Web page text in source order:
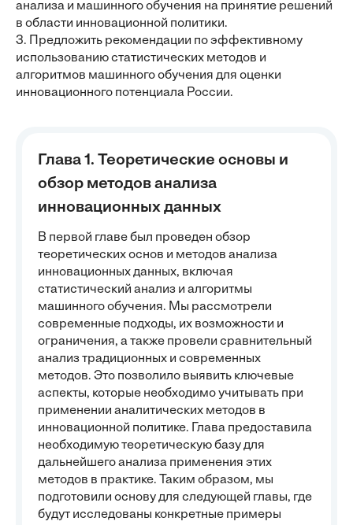
анализа и машинного обучения на принятие решений
в области инновационной политики.
3. Предложить рекомендации по эффективному
использованию статистических методов и
алгоритмов машинного обучения для оценки
инновационного потенциала России.
Глава 1. Теоретические основы и
обзор методов анализа
инновационных данных
В первой главе был проведен обзор
теоретических основ и методов анализа
инновационных данных, включая
статистический анализ и алгоритмы
машинного обучения. Мы рассмотрели
современные подходы, их возможности и
ограничения, а также провели сравнительный
анализ традиционных и современных
методов. Это позволило выявить ключевые
аспекты, которые необходимо учитывать при
применении аналитических методов в
инновационной политике. Глава предоставила
необходимую теоретическую базу для
дальнейшего анализа применения этих
методов в практике. Таким образом, мы
подготовили основу для следующей главы, где
будут исследованы конкретные примеры